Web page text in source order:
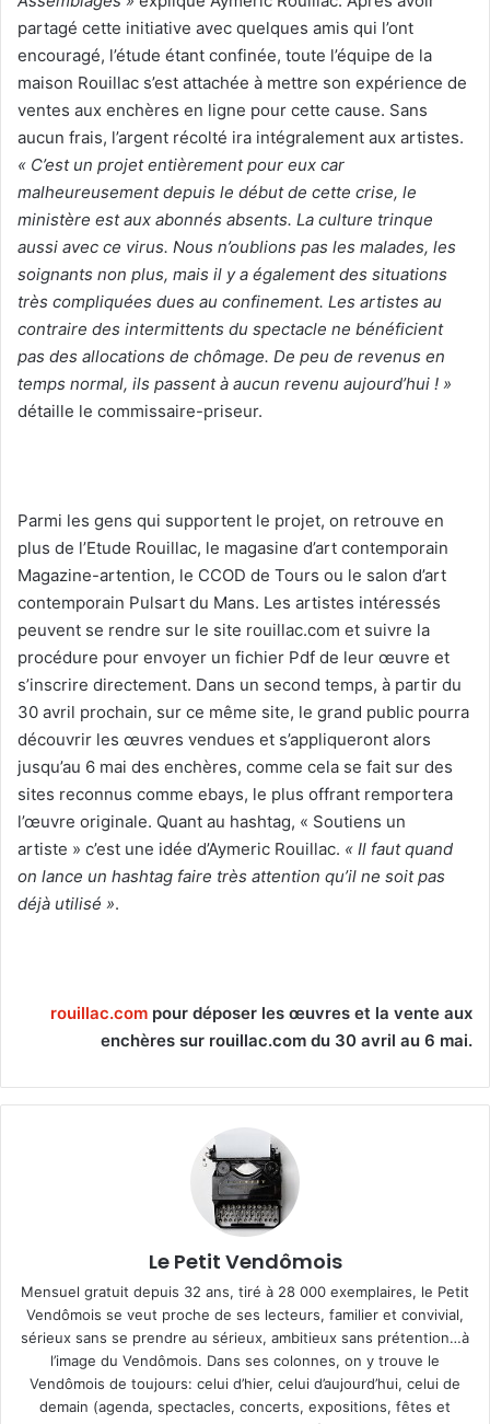
partagé cette initiative avec quelques amis qui l’ont
encouragé, l’étude étant confinée, toute l’équipe de la
maison Rouillac s’est attachée à mettre son expérience de
ventes aux enchères en ligne pour cette cause. Sans
aucun frais, l’argent récolté ira intégralement aux artistes.
« C’est un projet entièrement pour eux car
malheureusement depuis le début de cette crise, le
ministère est aux abonnés absents. La culture trinque
aussi avec ce virus. Nous n’oublions pas les malades, les
soignants non plus, mais il y a également des situations
très compliquées dues au confinement. Les artistes au
contraire des intermittents du spectacle ne bénéficient
pas des allocations de chômage. De peu de revenus en
temps normal, ils passent à aucun revenu aujourd’hui ! »
détaille le commissaire-priseur.
Parmi les gens qui supportent le projet, on retrouve en
plus de l’Etude Rouillac, le magasine d’art contemporain
Magazine-artention, le CCOD de Tours ou le salon d’art
contemporain Pulsart du Mans. Les artistes intéressés
peuvent se rendre sur le site rouillac.com et suivre la
procédure pour envoyer un fichier Pdf de leur œuvre et
s’inscrire directement. Dans un second temps, à partir du
30 avril prochain, sur ce même site, le grand public pourra
découvrir les œuvres vendues et s’appliqueront alors
jusqu’au 6 mai des enchères, comme cela se fait sur des
sites reconnus comme ebays, le plus offrant remportera
l’œuvre originale. Quant au hashtag, « Soutiens un
artiste » c’est une idée d’Aymeric Rouillac. « Il faut quand
on lance un hashtag faire très attention qu’il ne soit pas
déjà utilisé ».
rouillac.com pour déposer les œuvres et la vente aux
enchères sur rouillac.com du 30 avril au 6 mai.
Le Petit Vendômois
Mensuel gratuit depuis 32 ans, tiré à 28 000 exemplaires, le Petit
Vendômois se veut proche de ses lecteurs, familier et convivial,
sérieux sans se prendre au sérieux, ambitieux sans prétention…à
l’image du Vendômois. Dans ses colonnes, on y trouve le
Vendômois de toujours: celui d’hier, celui d’aujourd’hui, celui de
demain (agenda, spectacles, concerts, expositions, fêtes et